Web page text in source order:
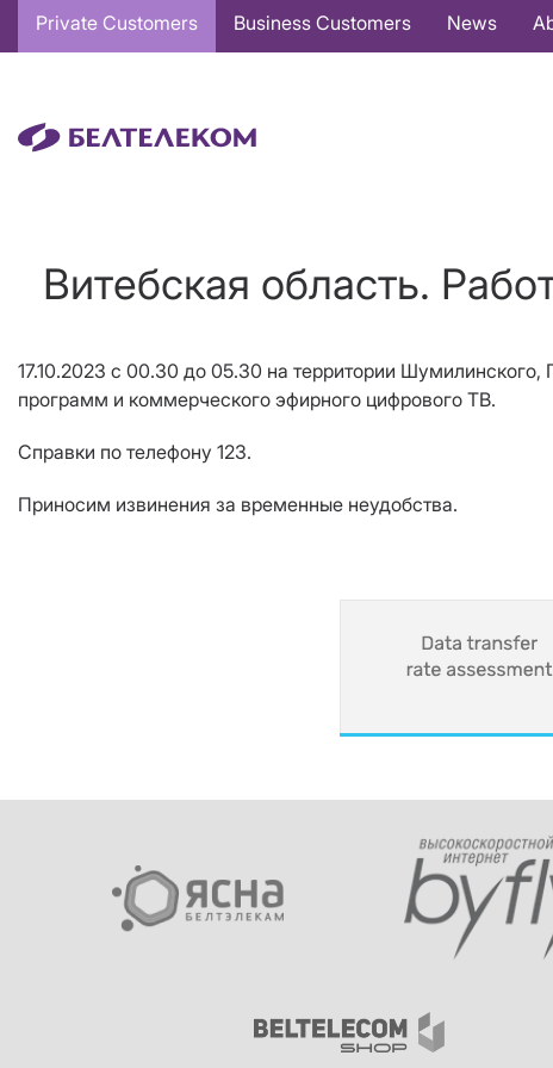
Основная
навигация
Private Customers Business Customers News
Витебская область.
17.10.2023 с 00.30 до 05.30 на территории Шумилинского,
программ и коммерческого эфирного цифрового ТВ.
Справки по телефону 123.
Приносим извинения за временные неудобства.